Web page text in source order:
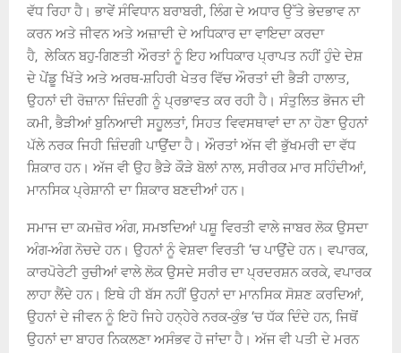
ਵੱਧ ਰਿਹਾ ਹੈ। ਭਾਵੇਂ ਸੰਵਿਧਾਨ ਬਰਾਬਰੀ, ਲਿੰਗ ਦੇ ਅਧਾਰ ਉੱਤੇ ਭੇਦਭਾਵ ਨਾ
ਕਰਨ ਅਤੇ ਜੀਵਨ ਅਤੇ ਅਜ਼ਾਦੀ ਦੇ ਅਧਿਕਾਰ ਦਾ ਵਾਇਦਾ ਕਰਦਾ
ਹੈ, ਲੇਕਿਨ ਬਹੁ-ਗਿਣਤੀ ਔਰਤਾਂ ਨੂੰ ਇਹ ਅਧਿਕਾਰ ਪ੍ਰਾਪਤ ਨਹੀਂ ਹੁੰਦੇ ਦੇਸ਼
ਦੇ ਪੇਂਡੂ ਖਿੱਤੇ ਅਤੇ ਅਰਥ-ਸ਼ਹਿਰੀ ਖੇਤਰ ਵਿੱਚ ਔਰਤਾਂ ਦੀ ਭੈੜੀ ਹਾਲਾਤ,
ਉਹਨਾਂ ਦੀ ਰੋਜ਼ਾਨਾ ਜ਼ਿੰਦਗੀ ਨੂੰ ਪ੍ਰਭਾਵਤ ਕਰ ਰਹੀ ਹੈ। ਸੰਤੁਲਿਤ ਭੋਜਨ ਦੀ
ਕਮੀ, ਭੈੜੀਆਂ ਬੁਨਿਆਦੀ ਸਹੂਲਤਾਂ, ਸਿਹਤ ਵਿਵਸਥਾਵਾਂ ਦਾ ਨਾ ਹੋਣਾ ਉਹਨਾਂ
ਪੱਲੇ ਨਰਕ ਜਿਹੀ ਜ਼ਿੰਦਗੀ ਪਾਉਂਦਾ ਹੈ। ਔਰਤਾਂ ਅੱਜ ਵੀ ਭੁੱਖਮਰੀ ਦਾ ਵੱਧ
ਸ਼ਿਕਾਰ ਹਨ। ਅੱਜ ਵੀ ਉਹ ਭੈੜੇ ਕੌੜੇ ਬੋਲਾਂ ਨਾਲ, ਸਰੀਰਕ ਮਾਰ ਸਹਿੰਦੀਆਂ,
ਮਾਨਸਿਕ ਪ੍ਰੇਸ਼ਾਨੀ ਦਾ ਸ਼ਿਕਾਰ ਬਣਦੀਆਂ ਹਨ।
ਸਮਾਜ ਦਾ ਕਮਜ਼ੋਰ ਅੰਗ, ਸਮਝਦਿਆਂ ਪਸ਼ੂ ਵਿਰਤੀ ਵਾਲੇ ਜਾਬਰ ਲੋਕ ਉਸਦਾ
ਅੰਗ-ਅੰਗ ਨੋਚਦੇ ਹਨ। ਉਹਨਾਂ ਨੂੰ ਵੇਸ਼ਵਾ ਵਿਰਤੀ ‘ਚ ਪਾਉਂਦੇ ਹਨ। ਵਪਾਰਕ,
ਕਾਰਪੋਰੇਟੀ ਰੁਚੀਆਂ ਵਾਲੇ ਲੋਕ ਉਸਦੇ ਸਰੀਰ ਦਾ ਪ੍ਰਦਰਸ਼ਨ ਕਰਕੇ, ਵਪਾਰਕ
ਲਾਹਾ ਲੈਂਦੇ ਹਨ। ਇਥੇ ਹੀ ਬੱਸ ਨਹੀਂ ਉਹਨਾਂ ਦਾ ਮਾਨਸਿਕ ਸੋਸ਼ਣ ਕਰਦਿਆਂ,
ਉਹਨਾਂ ਦੇ ਜੀਵਨ ਨੂੰ ਇਹੋ ਜਿਹੇ ਹਨ੍ਹੇਰੇ ਨਰਕ-ਕੁੰਭ‘ਚ ਧੱਕ ਦਿੰਦੇ ਹਨ, ਜਿਥੋਂ
ਉਹਨਾਂ ਦਾ ਬਾਹਰ ਨਿਕਲਣਾ ਅਸੰਭਵ ਹੋ ਜਾਂਦਾ ਹੈ। ਅੱਜ ਵੀ ਪਤੀ ਦੇ ਮਰਨ